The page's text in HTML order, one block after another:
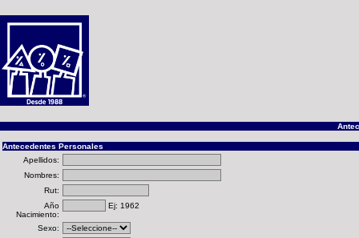
Antecedentes Personales
Apellidos:
Nombres:
Rut:
Año
Nacimiento:
Ej: 1962
Sexo: